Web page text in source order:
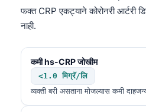
फक्त CRP एकट्याने कोरोनरी आर्टरी
नाही.
कमी hs-CRP जोखीम
<1.0 मिग्रॅ/लि
व्यक्ती बरी असताना मोजल्यास कमी
తెలుగు
தமிழ்
ગુજરાતી
ಕನ್ನಡ
Bahasa Melayu